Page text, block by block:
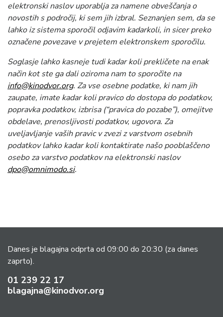
elektronski naslov uporablja za namene obveščanja o
novostih s področij, ki sem jih izbral. Seznanjen sem, da se
lahko iz sistema sporočil odjavim kadarkoli, in sicer preko
označene povezave v prejetem elektronskem sporočilu.
Soglasje lahko kasneje tudi kadar koli prekličete na enak
način kot ste ga dali oziroma nam to sporočite na
info@kinodvor.org. Za vse osebne podatke, ki nam jih
zaupate, imate kadar koli pravico do dostopa do podatkov,
popravka podatkov, izbrisa (“pravica do pozabe”), omejitve
obdelave, prenosljivosti podatkov, ugovora. Za
uveljavljanje vaših pravic v zvezi z varstvom osebnih
podatkov lahko kadar koli kontaktirate našo pooblaščeno
osebo za varstvo podatkov na elektronski naslov
dpo@omnimodo.si.
Danes je blagajna odprta od 09:00 do 20:30 (za danes
zaprto).
01 239 22 17
blagajna@kinodvor.org